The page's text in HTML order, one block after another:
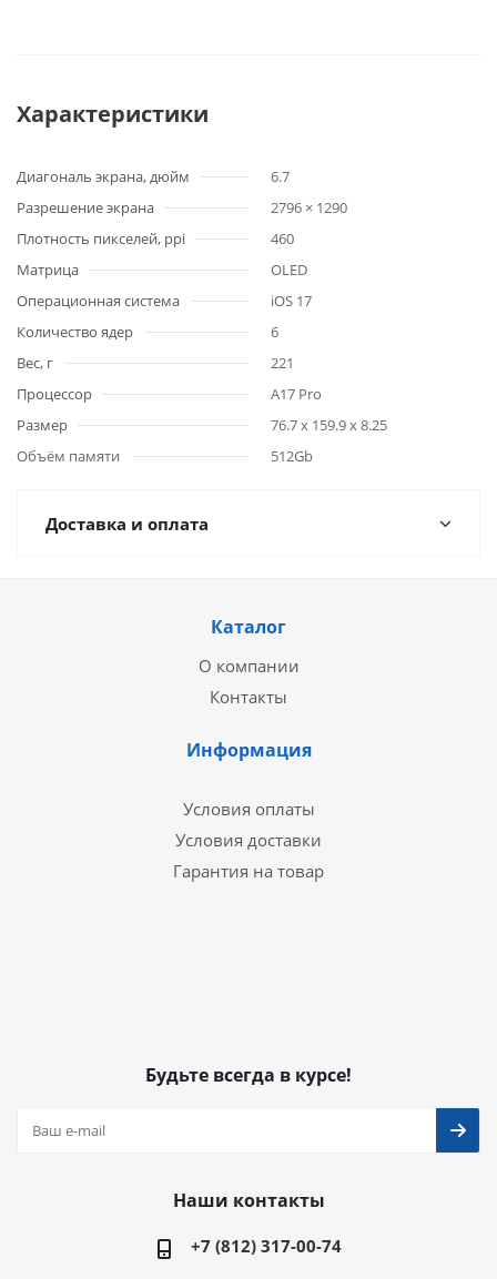
Характеристики
Диагональ экрана, дюйм
6.7
Разрешение экрана
2796 × 1290
Плотность пикселей, ppi
460
Матрица
OLED
Операционная система
iOS 17
Количество ядер
6
Вес, г
221
Процессор
A17 Pro
Размер
76.7 x 159.9 x 8.25
Объём памяти
512Gb
Доставка и оплата
Каталог
О компании
Контакты
Информация
Условия оплаты
Условия доставки
Гарантия на товар
Будьте всегда в курсе!
Наши контакты
+7 (812) 317-00-74